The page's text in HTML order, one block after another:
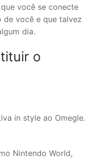
você se conecte
de você e que talvez
dia.
o
in style ao Omegle.
Nintendo World,